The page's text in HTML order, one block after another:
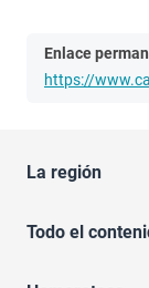
Enlace
https://
La región
Todo el